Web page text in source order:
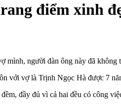
điểm xinh
mình, người đàn ông này đã
với vợ là Trịnh Ngọc Hà được 7
đầy đủ vì cả hai đều có công